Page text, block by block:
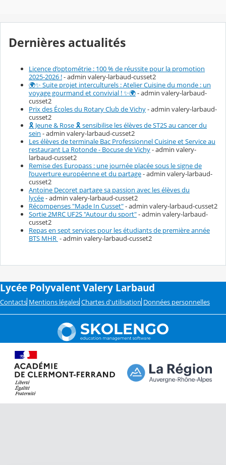
Dernières actualités
Licence d’optométrie : 100 % de réussite pour la promotion
2025-2026 !- admin valery-larbaud-cusset2
🌍✨ Suite projet interculturels : Atelier Cuisine du monde : un
voyage gourmand et convivial ! ✨🌍- admin valery-larbaud-
cusset2
Prix des Écoles du Rotary Club de Vichy- admin valery-larbaud-
cusset2
🎗️ Jeune & Rose 🎗️ sensibilise les élèves de ST2S au cancer du
sein - admin valery-larbaud-cusset2
Les élèves de terminale Bac Professionnel Cuisine et Service au
restaurant La Rotonde - Bocuse de Vichy- admin valery-
larbaud-cusset2
Remise des Europass : une journée placée sous le signe de
l’ouverture européenne et du partage- admin valery-larbaud-
cusset2
Antoine Decoret partage sa passion avec les élèves du
lycée- admin valery-larbaud-cusset2
Récompenses "Made In Cusset"- admin valery-larbaud-cusset2
Sortie 2MRC UF2S "Autour du sport"- admin valery-larbaud-
cusset2
Repas en sept services pour les étudiants de première année
BTS MHR - admin valery-larbaud-cusset2
Lycée Polyvalent Valery Larbaud
Contacts Mentions légales Chartes d'utilisation Données personnelles